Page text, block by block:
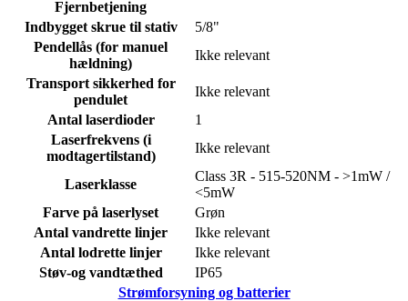
Fjernbetjening
Indbygget skrue til stativ
5/8"
Pendellås (for manuel
hældning)
Ikke relevant
Transport sikkerhed for
pendulet
Ikke relevant
Antal laserdioder
1
Laserfrekvens (i
modtagertilstand)
Ikke relevant
Laserklasse
Class 3R - 515-520NM - >1mW /
<5mW
Farve på laserlyset
Grøn
Antal vandrette linjer
Ikke relevant
Antal lodrette linjer
Ikke relevant
Støv-og vandtæthed
IP65
Strømforsyning og batterier